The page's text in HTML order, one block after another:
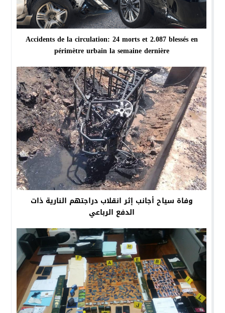
Accidents de la circulation: 24 morts et 2.087 blessés en
périmètre urbain la semaine dernière
وفاة سياح أجانب إثر انقلاب دراجتهم النارية ذات
الدفع الرباعي